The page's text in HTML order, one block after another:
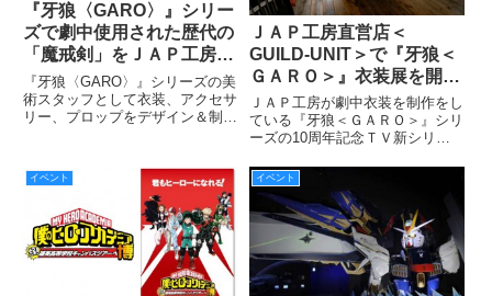
『牙狼〈GARO〉』シリー
ズで劇中使用された歴代の
「魔戒剣」をＪＡＰ工房直
営店＜GUILD-UNIT＞で展
示中！ 2018年12月30日
（日）まで開催
『牙狼〈GARO〉』シリーズの美
術スタッフとして衣装、アクセサ
リー、プロップをデザイン＆制作
催！ ＪＡＰ工房がこれまでに手
掛けた「魔戒剣（刀剣）」をメイ
ンに、劇中衣装やプロップなどが
ＪＡＰ工房直営店＜
GUILD-UNIT＞で『牙狼＜
ＧＡＲＯ＞』衣装展を開
催！
ＪＡＰ工房が劇中衣装を制作をし
ている『牙狼＜ＧＡＲＯ＞』シリ
ーズの10周年記念ＴＶ新シリー
放送開始に合わせて、４月８日
（金）～４月20日（水）に直営
店＜GUILD-UNIT＞で『牙狼＜Ｇ
ＡＲＯ＞』衣装展を開
イベント イベント